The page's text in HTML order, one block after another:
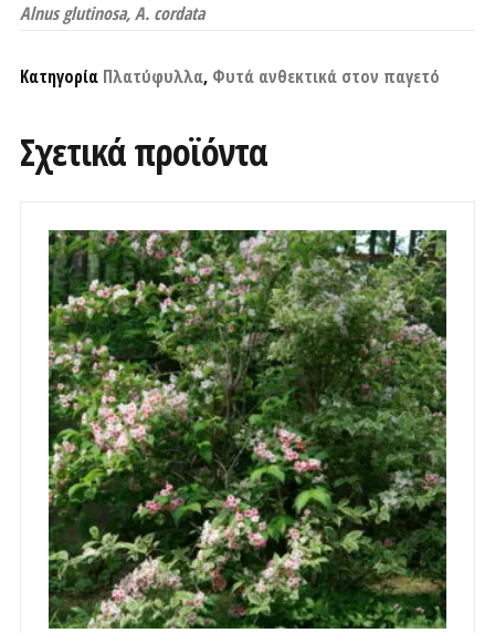
Alnus glutinosa, A. cordata
Κατηγορία Πλατύφυλλα, Φυτά ανθεκτικά στον παγετό
Σχετικά προϊόντα